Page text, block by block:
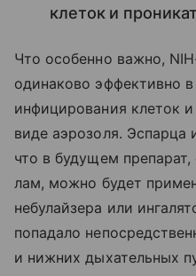
клеток и
Что особенно важно,
одинаково эффективно
инфицирования клеток
виде аэрозоля. Эспарца
что в будущем
лам, можно будет
небулайзера или
попадало
и нижних дыхательных